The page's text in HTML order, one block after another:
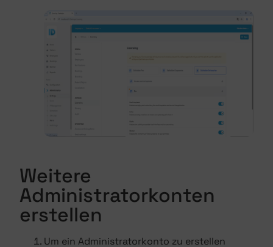
Weitere
Administratorkonten
erstellen
Um ein Administratorkonto zu erstellen